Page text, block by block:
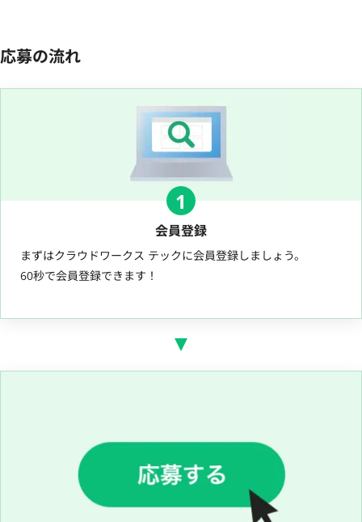
応募の流れ
1
会員登録
まずはクラウドワークス テックに会員登録しましょう。
60秒で会員登録できます！